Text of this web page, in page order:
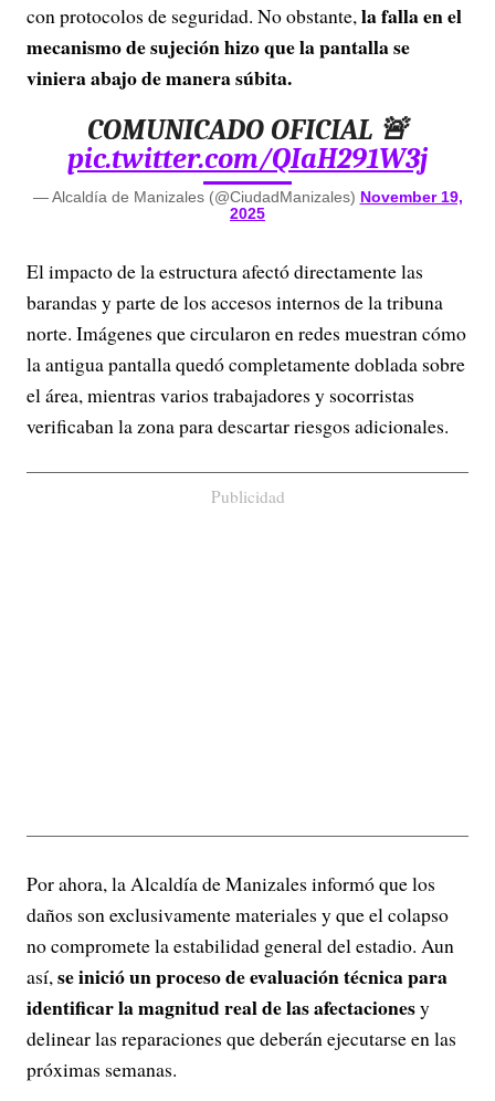
con protocolos de seguridad. No obstante,la falla en el
mecanismo de sujeción hizo que la pantalla se
viniera abajo de manera súbita.
COMUNICADO OFICIAL 🚨
pic.twitter.com/QIaH291W3j
— Alcaldía de Manizales (@CiudadManizales) November 19,
2025
El impacto de la estructura afectó directamente las
barandas y parte de los accesos internos de la tribuna
norte. Imágenes que circularon en redes muestran cómo
la antigua pantalla quedó completamente doblada sobre
el área, mientras varios trabajadores y socorristas
verificaban la zona para descartar riesgos adicionales.
Publicidad
Por ahora, la Alcaldía de Manizales informó que los
daños son exclusivamente materiales y que el colapso
no compromete la estabilidad general del estadio. Aun
así,se inició un proceso de evaluación técnica para
identificar la magnitud real de las afectacionesy
delinear las reparaciones que deberán ejecutarse en las
próximas semanas.